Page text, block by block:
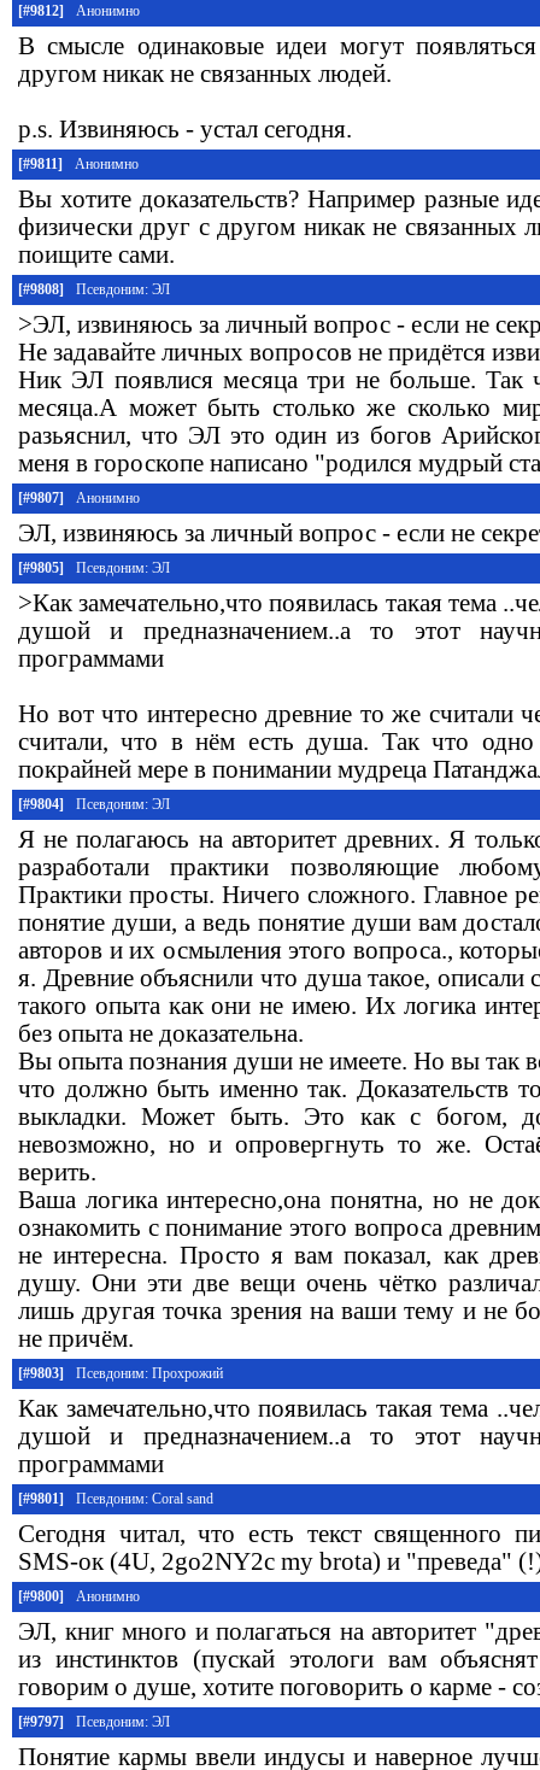
[#9812] Анонимно
В смысле одинаковые идеи могут
другом никак не связанных людей.
p.s. Извиняюсь - устал сегодня.
[#9811] Анонимно
Вы хотите доказательств? Например разные
физически друг с другом никак не связанных
поищите сами.
[#9808] Псевдоним: ЭЛ
>ЭЛ, извиняюсь за личный вопрос - если не
Не задавайте личных вопросов не придётся
Ник ЭЛ появлися месяца три не больше. Так
месяца.А может быть столько же сколько
разьяснил, что ЭЛ это один из богов
меня в гороскопе написано "родился мудрый
[#9807] Анонимно
ЭЛ, извиняюсь за личный вопрос - если не
[#9805] Псевдоним: ЭЛ
>Как замечательно,что появилась такая тема
душой и предназначением..а то этот
программами
Но вот что интересно древние то же считали
считали, что в нём есть душа. Так что одно
покрайней мере в понимании мудреца
[#9804] Псевдоним: ЭЛ
Я не полагаюсь на авторитет древних. Я
разработали практики позволяющие
Практики просты. Ничего сложного. Главное
понятие души, а ведь понятие души вам
авторов и их осмыления этого вопроса.,
я. Древние объяснили что душа такое, описали
такого опыта как они не имею. Их логика
без опыта не доказательна.
Вы опыта познания души не имеете. Но вы так
что должно быть именно так. Доказательств
выкладки. Может быть. Это как с богом,
невозможно, но и опровергнуть то же.
верить.
Ваша логика интересно,она понятна, но не
ознакомить с понимание этого вопроса
не интересна. Просто я вам показал, как
душу. Они эти две вещи очень чётко
лишь другая точка зрения на ваши тему и не
не причём.
[#9803] Псевдоним: Прохрожий
Как замечательно,что появилась такая тема
душой и предназначением..а то этот
программами
[#9801] Псевдоним: Coral sand
Сегодня читал, что есть текст священного
SMS-ок (4U, 2go2NY2c my brota) и "преведа"
[#9800] Анонимно
ЭЛ, книг много и полагаться на авторитет
из инстинктов (пускай этологи вам
говорим о душе, хотите поговорить о карме -
[#9797] Псевдоним: ЭЛ
Понятие кармы ввели индусы и наверное